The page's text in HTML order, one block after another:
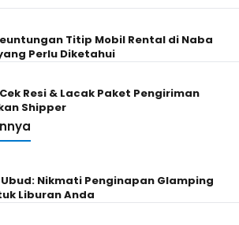
Titip Mobil Rental di Naba
Perlu Diketahui
Resi & Lacak Paket Pengiriman
Shipper
Nikmati Penginapan Glamping
Liburan Anda